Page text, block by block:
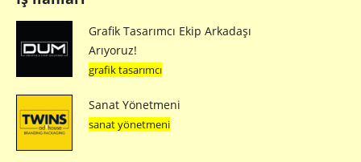
Grafik Tasarımcı Ekip Arkadaşı
Arıyoruz!
grafik tasarımcı
Sanat Yönetmeni
sanat yönetmeni